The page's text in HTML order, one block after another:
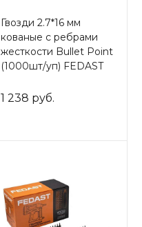
Гвозди 2.7*16 мм
кованые с ребрами
жесткости Bullet Point
(1000шт/уп) FEDAST
1 238 руб.